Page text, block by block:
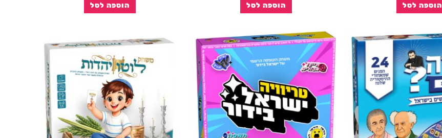
הוספה לסל הוספה לסל הוספה לסל